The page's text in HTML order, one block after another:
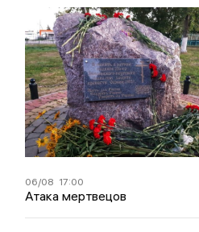
06/08 17:00
Атака мертвецов